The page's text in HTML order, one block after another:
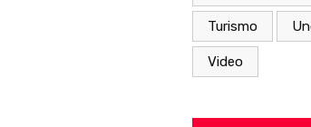
Turismo
Video